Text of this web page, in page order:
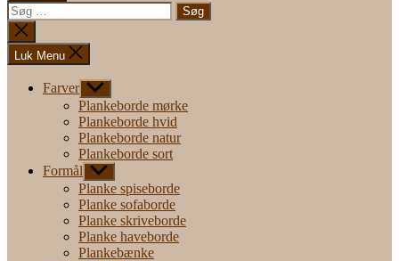
Søg
efter:
Luk
søgning
Luk Menu
Farver Vis
undermenu
Plankeborde mørke
Plankeborde hvid
Plankeborde natur
Plankeborde sort
Formål Vis
undermenu
Planke spiseborde
Planke sofaborde
Planke skriveborde
Planke haveborde
Plankebænke